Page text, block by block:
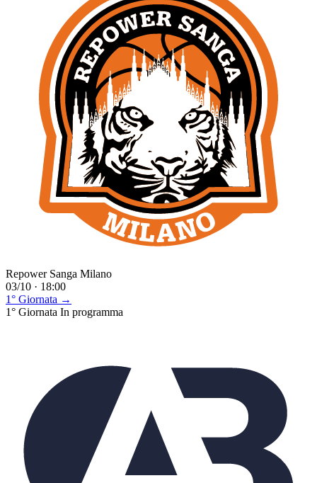
Repower Sanga Milano
03/10 · 18:00
1° Giornata →
1° Giornata In programma